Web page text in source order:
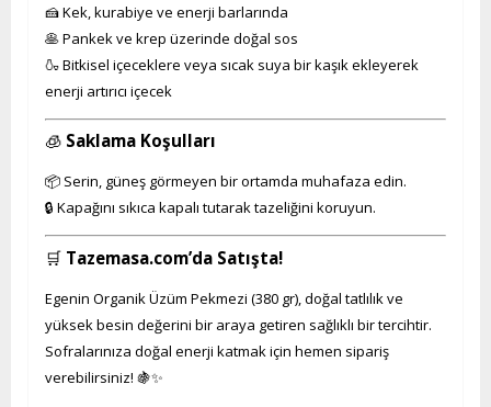
🍰 Kek, kurabiye ve enerji barlarında
🥞 Pankek ve krep üzerinde doğal sos
🍶 Bitkisel içeceklere veya sıcak suya bir kaşık ekleyerek
enerji artırıcı içecek
🧊 Saklama Koşulları
📦 Serin, güneş görmeyen bir ortamda muhafaza edin.
🔒 Kapağını sıkıca kapalı tutarak tazeliğini koruyun.
🛒 Tazemasa.com’da Satışta!
Egenin Organik Üzüm Pekmezi (380 gr), doğal tatlılık ve
yüksek besin değerini bir araya getiren sağlıklı bir tercihtir.
Sofralarınıza doğal enerji katmak için hemen sipariş
verebilirsiniz! 🍇✨